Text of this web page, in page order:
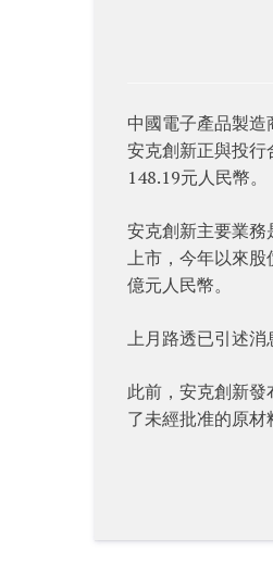
中國電子產品製
安克創新正與投
148.19元人民幣。
安克創新主要業
上市，今年以來
億元人民幣。
上月路透已引述消
此前，安克創新
了未經批准的原材